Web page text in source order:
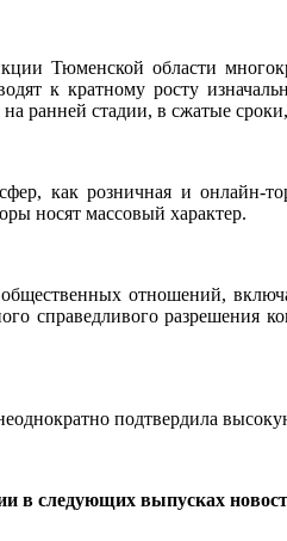
Тюменской области
к кратному росту
ранней стадии, в сжатые
как розничная и
носят массовый характер.
отношений,
справедливого разрешения
подтвердила
в следующих выпусках